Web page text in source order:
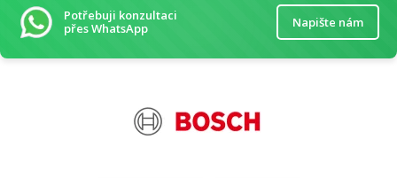
Potřebuji konzultaci
přes WhatsApp
Napište nám